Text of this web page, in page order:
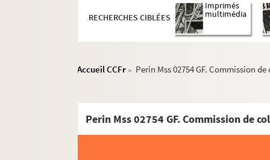
RECHERCHES CIBLÉES
Imprimés
multimédia
Accueil CCFr > Perin Mss 02754 GF. Commission
Guise
Hirson
Homblières.